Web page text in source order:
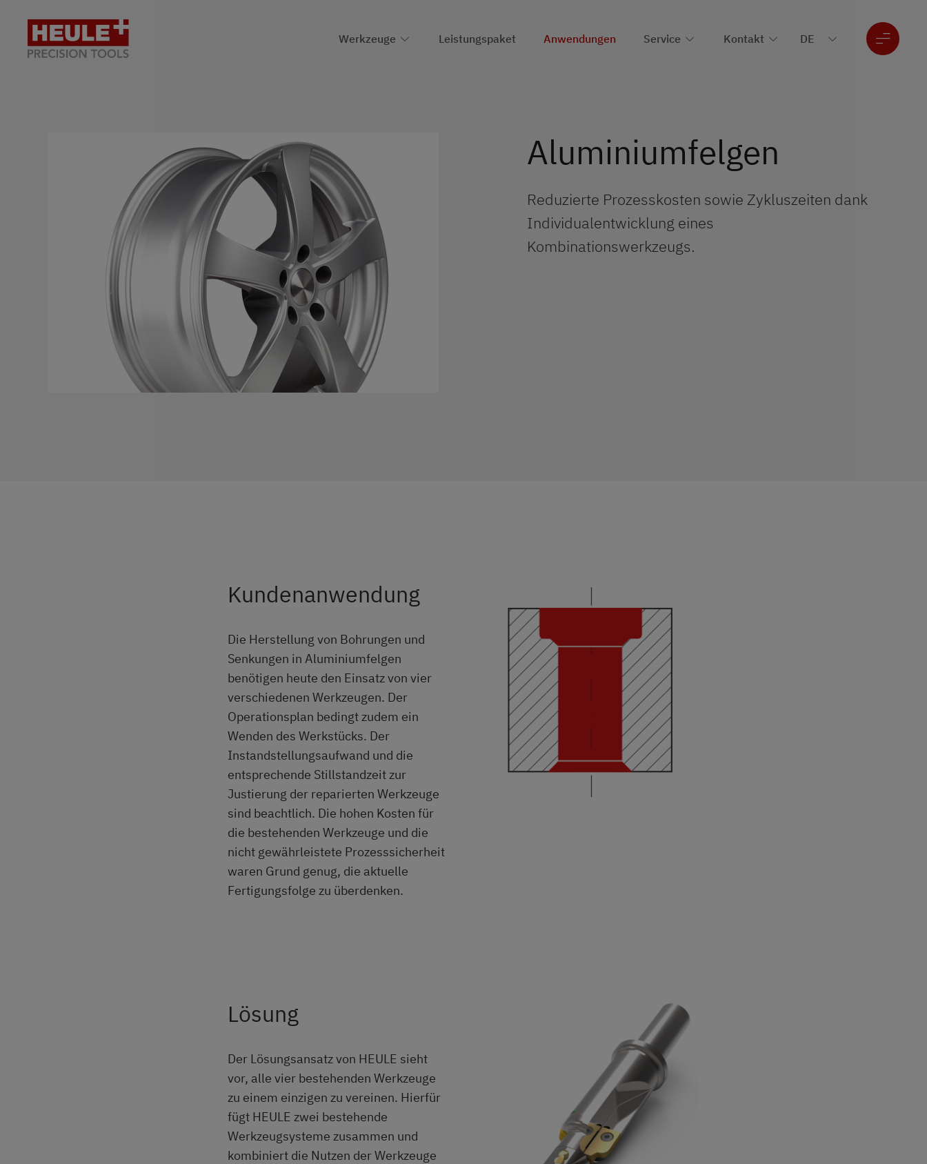
Werkzeuge Leistungspaket Anwendungen Service Kontakt
Aluminiumfelgen
Reduzierte Prozesskosten sowie Zykluszeiten dank
Individualentwicklung eines
Kombinationswerkzeugs.
Kundenanwendung
Die Herstellung von Bohrungen und
Senkungen in Aluminiumfelgen
benötigen heute den Einsatz von vier
verschiedenen Werkzeugen. Der
Operationsplan bedingt zudem ein
Wenden des Werkstücks. Der
Instandstellungsaufwand und die
entsprechende Stillstandzeit zur
Justierung der reparierten Werkzeuge
sind beachtlich. Die hohen Kosten für
die bestehenden Werkzeuge und die
nicht gewährleistete Prozesssicherheit
waren Grund genug, die aktuelle
Fertigungsfolge zu überdenken.
Lösung
Der Lösungsansatz von HEULE sieht
vor, alle vier bestehenden Werkzeuge
zu einem einzigen zu vereinen. Hierfür
fügt HEULE zwei bestehende
Werkzeugsysteme zusammen und
kombiniert die Nutzen der Werkzeuge